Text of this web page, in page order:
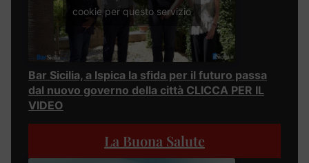
cookie per questo servizio
Bar Sicilia, a Ispica la sfida per il futuro passa
dal nuovo governo della città CLICCA PER IL
VIDEO
La Buona Salute